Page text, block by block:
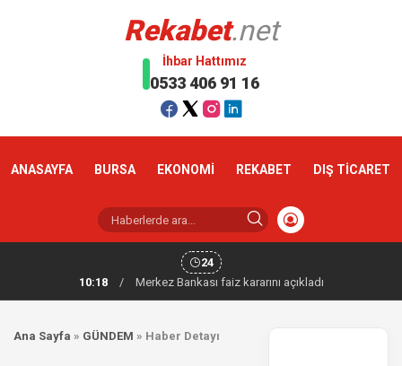
Rekabet.net
İhbar Hattımız
0533 406 91 16
ANASAYFA BURSA EKONOMİ REKABET DIŞ TİCARET
24
10:18
/ Merkez Bankası faiz kararını açıkladı
Ana Sayfa » GÜNDEM » Haber Detayı